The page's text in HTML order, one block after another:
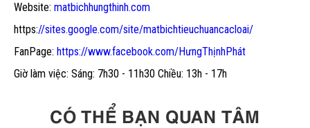
Website: matbichhungthinh.com
https://sites.google.com/site/matbichtieuchuancacloai/
FanPage: https://www.facebook.com/HưngThịnhPhát
Giờ làm việc: Sáng: 7h30 - 11h30 Chiều: 13h - 17h
CÓ THỂ BẠN QUAN TÂM